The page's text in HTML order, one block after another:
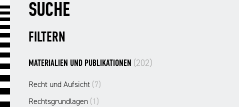
SUCHE
FILTERN
MATERIALIEN UND PUBLIKATIONEN (202)
Recht und Aufsicht (7)
Rechtsgrundlagen (1)